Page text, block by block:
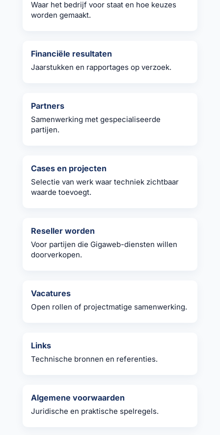
Waar het bedrijf voor staat en hoe keuzes
worden gemaakt.
Financiële resultaten
Jaarstukken en rapportages op verzoek.
Partners
Samenwerking met gespecialiseerde
partijen.
Cases en projecten
Selectie van werk waar techniek zichtbaar
waarde toevoegt.
Reseller worden
Voor partijen die Gigaweb-diensten willen
doorverkopen.
Vacatures
Open rollen of projectmatige samenwerking.
Links
Technische bronnen en referenties.
Algemene voorwaarden
Juridische en praktische spelregels.